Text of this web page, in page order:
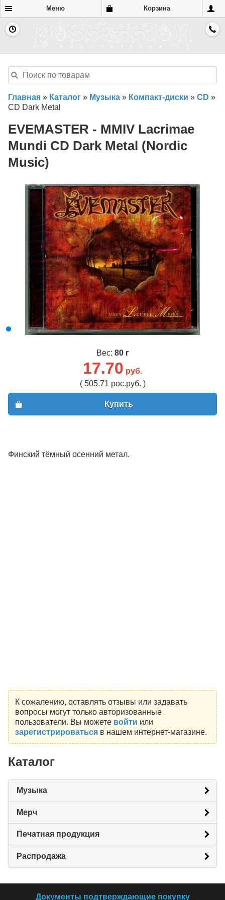
Меню Корзина
Главная » Каталог » Музыка » Компакт-диски » CD »
CD Dark Metal
EVEMASTER - MMIV Lacrimae
Mundi CD Dark Metal (Nordic
Music)
Вес: 80 г
17.70 руб.
( 505.71 рос.руб. )
Купить
Финский тёмный осенний метал.
К сожалению, оставлять отзывы или задавать
вопросы могут только авторизованные
пользователи. Вы можете войти или
зарегистрироватьсяв нашем интернет-магазине.
Каталог
Музыка
Мерч
Печатная продукция
Распродажа
Документы подтверждающие покупку